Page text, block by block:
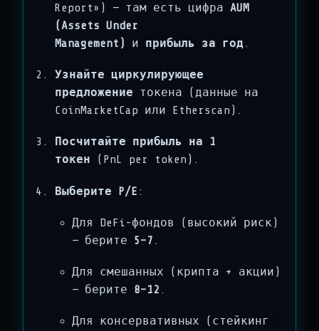
Report») — там есть цифра AUM
(Assets Under
Management)
и прибыль за год.
Узнайте циркулирующее
предложение токена (данные на
CoinMarketCap или Etherscan).
Посчитайте прибыль на 1
токен (PnL per token).
Выберите P/E :
Для DeFi-фондов (высокий риск)
— берите 5–7 .
Для смешанных (крипта + акции)
— берите 8–12 .
Для консервативных (стейкинг